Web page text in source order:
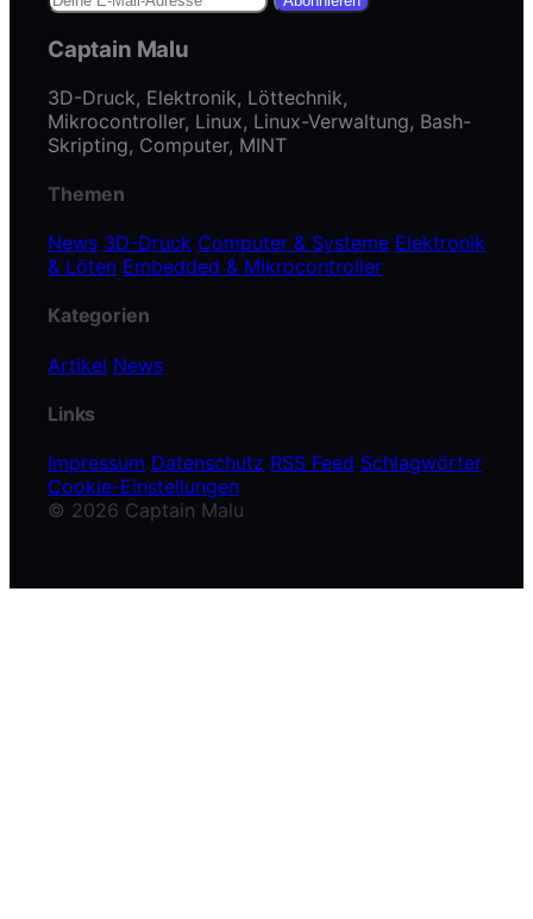
Captain Malu
3D-Druck, Elektronik, Löttechnik,
Mikrocontroller, Linux, Linux-Verwaltung, Bash-
Skripting, Computer, MINT
Themen
News 3D-Druck Computer & Systeme Elektronik
& Löten Embedded & Mikrocontroller
Kategorien
Artikel News
Links
Impressum Datenschutz RSS Feed Schlagwörter
Cookie-Einstellungen
© 2026 Captain Malu